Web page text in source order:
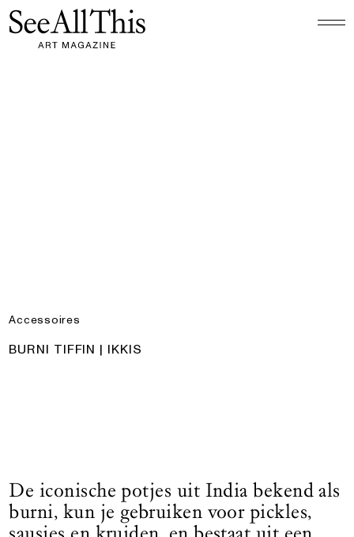
Logo See All This, linkt naar de homepage
Accessoires
PRODUCT:
BURNI TIFFIN | IKKIS
De iconische potjes uit India bekend als
burni, kun je gebruiken voor pickles,